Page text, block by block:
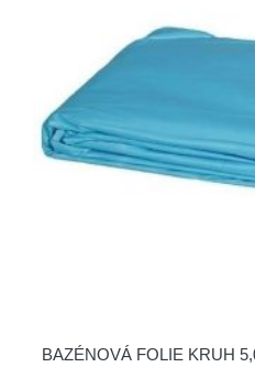
BAZÉNOVÁ FOLIE KRUH